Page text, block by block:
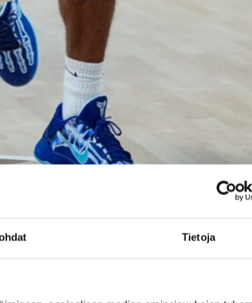
Tietoja
/ Susijengi & Joonas Cavén / Susijengi.
Susijengi peittosi kisojen